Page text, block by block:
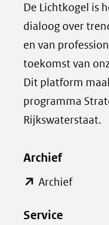
n
o
p
L
i
n
k
p
a
g
i
n
a
d
De Lichtkogel is
dialoog over
en van
toekomst van
Dit platform
programma
Rijkswaterstaat.
Archief
Archief(opent
Service